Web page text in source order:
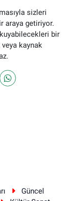
sizleri
araya getiriyor.
bir
kaynak
Güncel